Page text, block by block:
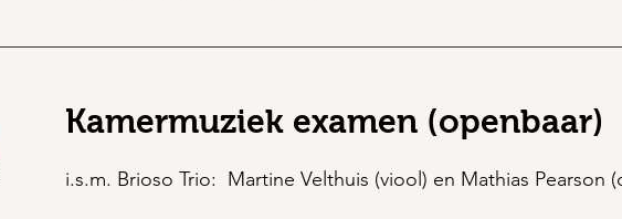
Kamermuziek examen (openbaar)
i.s.m. Brioso Trio: Martine Velthuis (viool) en Mathias Pearson